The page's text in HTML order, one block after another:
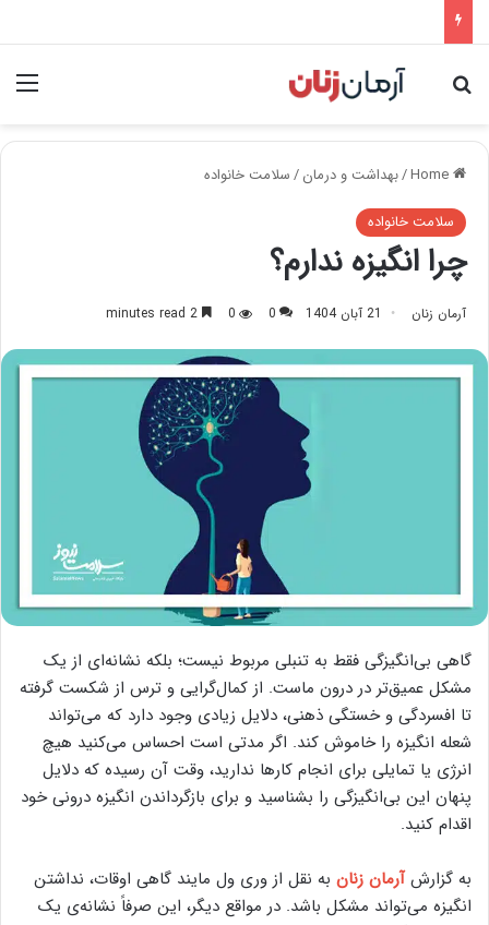
Search for
/بهداشت و درمان/سلامت خانواده
سلامت خانواده
چرا انگیزه ندارم؟
آرمان زنان 21 آبان 1404 0
0
گاهی بی‌انگیزگی فقط به تنبلی مربوط نیست؛ بلکه نشانه‌ای از یک
مشکل عمیق‌تر در درون ماست. از کمال‌گرایی و ترس از شکست گرفته
تا افسردگی و خستگی ذهنی، دلایل زیادی وجود دارد که می‌تواند
شعله انگیزه را خاموش کند. اگر مدتی است احساس می‌کنید هیچ
انرژی یا تمایلی برای انجام کارها ندارید، وقت آن رسیده که دلایل
پنهان این بی‌انگیزگی را بشناسید و برای بازگرداندن انگیزه درونی خود
اقدام کنید.
به گزارشآرمان زنان به نقل از وری ول مایند گاهی اوقات، نداشتن
انگیزه می‌تواند مشکل باشد. در مواقع دیگر، این صرفاً نشانه‌ی یک